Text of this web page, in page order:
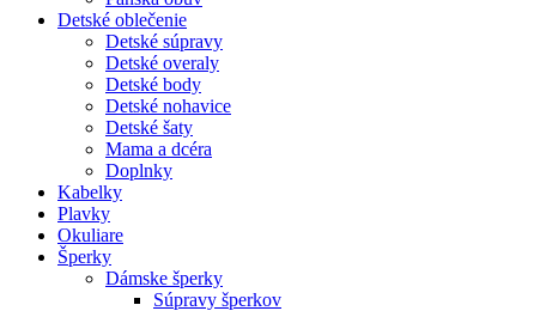
Detské oblečenie
Detské súpravy
Detské overaly
Detské body
Detské nohavice
Detské šaty
Mama a dcéra
Doplnky
Kabelky
Plavky
Okuliare
Šperky
Dámske šperky
Súpravy šperkov